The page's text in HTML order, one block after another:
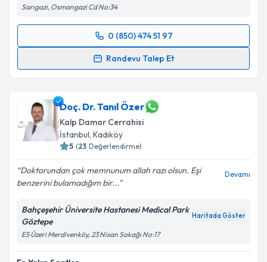
Sarıgazi, Osmangazi Cd No:34
0 (850) 474 51 97
Randevu Talep Et
Randevu Takvimi Talebi
için bir takvim hazırlandığında e-posta ile
bilgilendireceğiz.
E-posta Adresiniz
Metni'ni okudum ve kişisel verilerimin belirtilen
Doç. Dr. Tanıl Özer
Kalp Damar Cerrahisi
İstanbul, Kadıköy
5 (23 Değerlendirme)
Doktorundan çok memnunum allah razı olsun. Eşi
benzerini bulamadığım bir...
Devamı
Bahçeşehir Üniversite Hastanesi Medical Park
Göztepe
Haritada Göster
E5 Üzeri Merdivenköy, 23 Nisan Sokağı No:17